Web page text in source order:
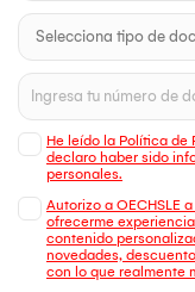
He leído la Política de
declaro haber sido
personales.
Autorizo a OECHSLE
ofrecerme
contenido
novedades,
con lo que realmente